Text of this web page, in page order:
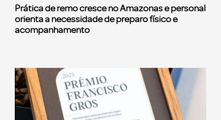
Prática de remo cresce no Amazonas e personal
orienta a necessidade de preparo físico e
acompanhamento